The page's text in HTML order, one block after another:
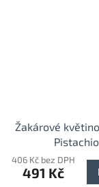
Žakárové
Pistachio
406 Kč bez DPH
491 Kč